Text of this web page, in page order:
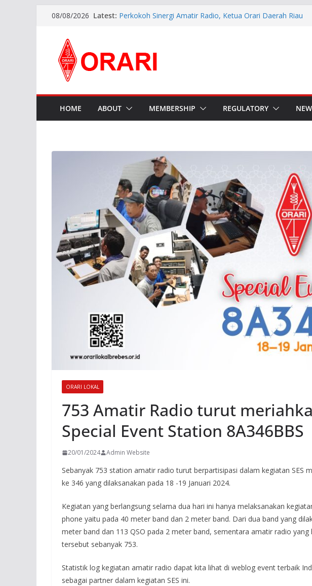
08/08/2026 Latest: Bengkalis 2026–2029, Dikukuhkan Langsung Ketua Orari
Pererat Silaturahmi, Pengurus Baru ORARI Riau Audiensi
Siap Bersinergi dengan Diskominfotik
Preparatory Group for WRC-27 )
HOME
ABOUT MEMBERSHIP REGULATORY
ORARI LOKAL
753 Amatir Radio turut
Special Event Station 8A346BBS
20/01/2024 Admin Website
Sebanyak 753 station amatir radio turut berpartisipasi dalam kegiatan SES
ke 346 yang dilaksanakan pada 18 -19 Januari 2024.
Kegiatan yang berlangsung selama dua hari ini hanya melaksanakan
phone yaitu pada 40 meter band dan 2 meter band. Dari dua band yang
meter band dan 113 QSO pada 2 meter band, sementara amatir radio yang
tersebut sebanyak 753.
Statistik log kegiatan amatir radio dapat kita lihat di weblog event terbaik
sebagai partner dalam kegiatan SES ini.